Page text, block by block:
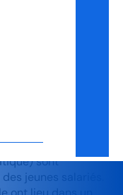
1 jour par
du personnel
avec notre
avenue Albert et
de la gare SNCF, ce
salariés qui
(ordinateurs,
sont
jeunes salariés.